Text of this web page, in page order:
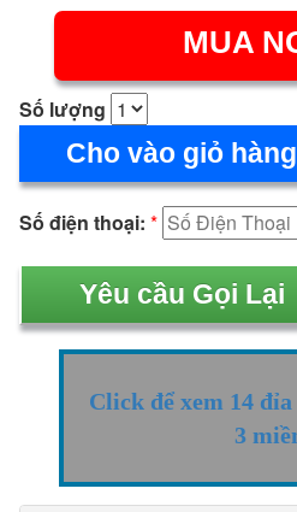
MUA
Số lượng
Cho vào giỏ hàng
Số điện thoại: *
Click để xem 14
3